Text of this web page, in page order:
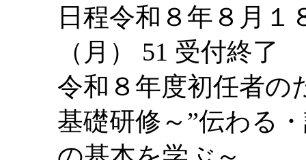
日程令和８年８月１
（月） 51 受付終了
令和８年度初任者の
基礎研修～”伝わる